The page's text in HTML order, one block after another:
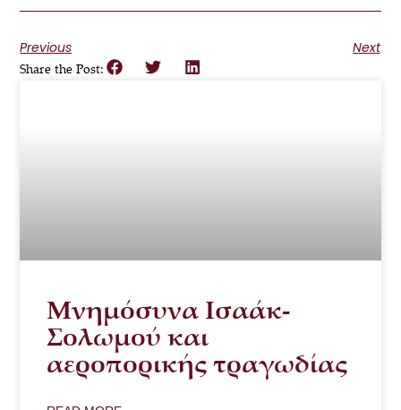
Previous Next
Share the Post:
Μνημόσυνα Ισαάκ-
Σολωμού και
αεροπορικής τραγωδίας